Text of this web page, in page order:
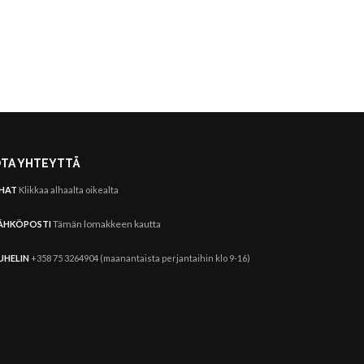
YHTEYTTÄ
Klikkaa alhaalta oikealta
Tämän lomakkeen kautta
+358 75 3264904 (maanantaista perjantaihin klo 9-16)